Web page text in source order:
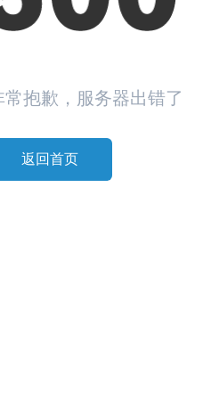
常抱歉，服务器出错了
返回首页